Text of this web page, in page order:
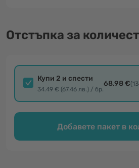
Отстъпка за
Купи 2 и спести
34.49 € (67.46 лв.) / бр.
68.98 €
Добавете пакет в